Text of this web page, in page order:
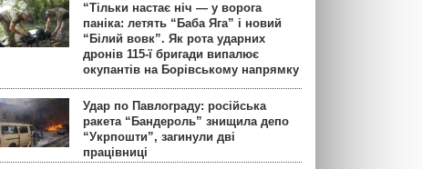
“Тільки настає ніч — у ворога
паніка: летять “Баба Яга” і новий
“Білий вовк”. Як рота ударних
дронів 115-ї бригади випалює
окупантів на Борівському напрямку
Удар по Павлограду: російська
ракета “Бандероль” знищила депо
“Укрпошти”, загинули дві
працівниці